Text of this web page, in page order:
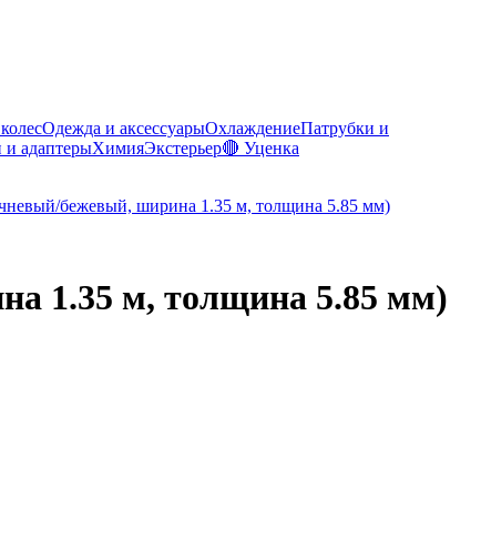
Одежда и аксессуарыОхлаждениеПатрубки и
адаптерыХимияЭкстерьер🔴 Уценка
1.35 м, толщина 5.85 мм)